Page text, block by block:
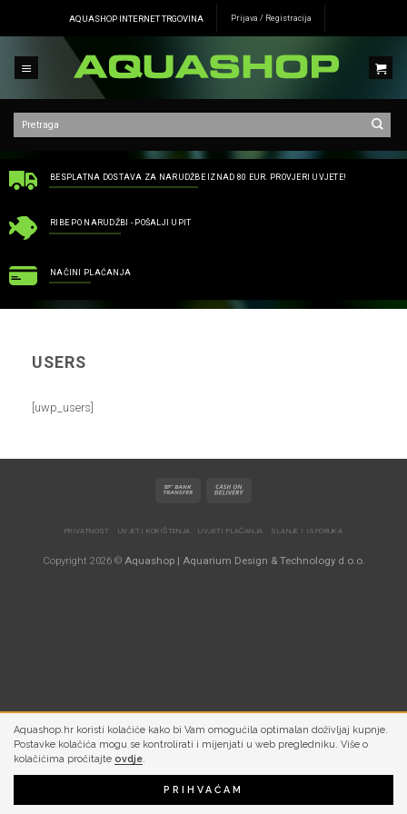
Aquashop.hr koristi kolačiće kako bi Vam omogućila optimalan doživljaj kupnje.
Postavke kolačića mogu se kontrolirati i mijenjati u web pregledniku. Više o
kolačićima pročitajte ovdje
PRIHVAĆAM
AQUASHOP INTERNET TRGOVINA Prijava / Registracija
BESPLATNA DOSTAVA ZA NARUDŽBE IZNAD 80 EUR. PROVJERI UVJETE!
RIBE PO NARUDŽBI - POŠALJI UPIT
NAČINI PLAĆANJA
USERS
[uwp_users]
PRIVATNOST UVJETI KORIŠTENJA UVJETI PLAĆANJA SLANJE I ISPORUKA
Copyright 2026 © Aquashop | Aquarium Design & Technology d.o.o.